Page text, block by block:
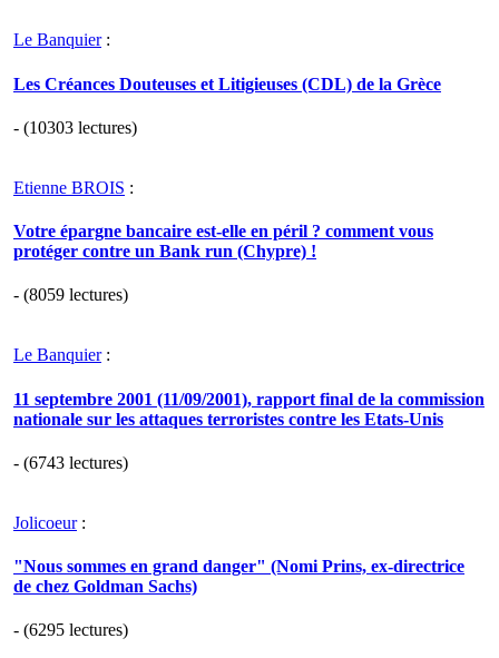
Le Banquier:
Les Créances Douteuses et Litigieuses (CDL) de la Grèce
- (10303 lectures)
Etienne BROIS :
Votre épargne bancaire est-elle en péril ? comment vous
protéger contre un Bank run (Chypre) !
- (8059 lectures)
Le Banquier:
11 septembre 2001 (11/09/2001), rapport final de la commission
nationale sur les attaques terroristes contre les Etats-Unis
- (6743 lectures)
Jolicoeur:
"Nous sommes en grand danger" (Nomi Prins, ex-directrice
de chez Goldman Sachs)
- (6295 lectures)